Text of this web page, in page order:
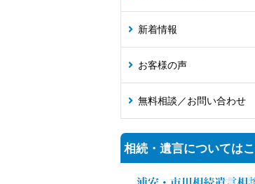
新着情報
お客様の声
無料相談／お問い合わせ
相続・遺言については